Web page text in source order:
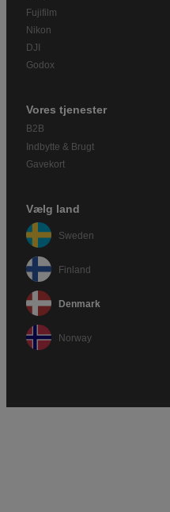
Fujifilm
Nikon
DJI
Godox
Vores tjenester
B2B
Indbytte & Brugt
Gavekort
Vælg land
Sweden
Finland
Denmark
Norway